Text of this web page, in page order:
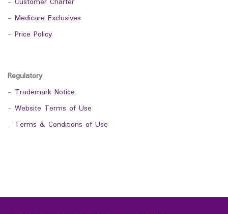
- Medicare Exclusives
- Price Policy
Regulatory
- Trademark Notice
- Website Terms of Use
- Terms & Conditions of Use